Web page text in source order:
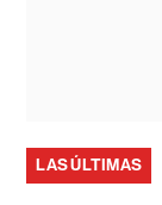
LAS ÚLTIMAS